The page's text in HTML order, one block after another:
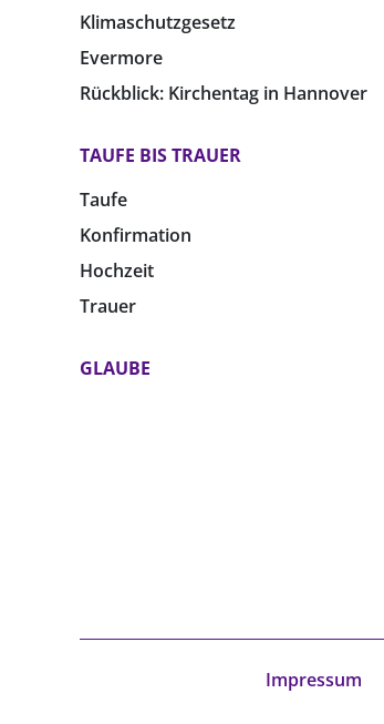
Klimaschutzgesetz
Evermore
Rückblick: Kirchentag in Hannover
TAUFE BIS TRAUER
Taufe
Konfirmation
Hochzeit
Trauer
GLAUBE
Impressum